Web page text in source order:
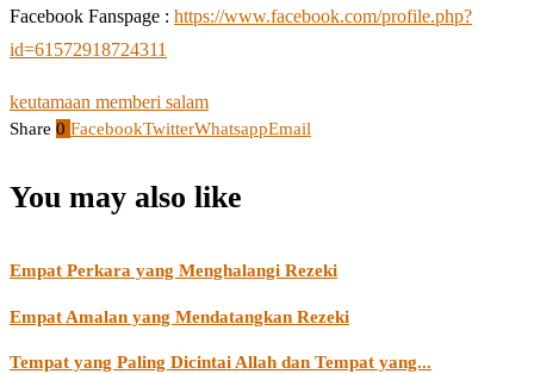
Facebook Fanspage : https://www.facebook.com/profile.php?
id=61572918724311
keutamaan memberi salam
Share 0 FacebookTwitterWhatsappEmail
You may also like
Empat Perkara yang Menghalangi Rezeki
Empat Amalan yang Mendatangkan Rezeki
Tempat yang Paling Dicintai Allah dan Tempat yang...